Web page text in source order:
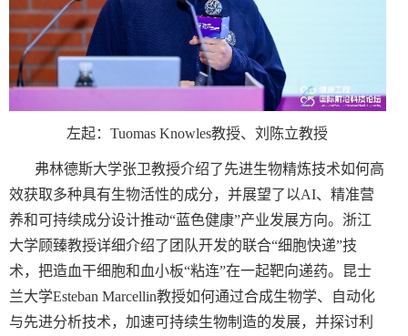
左起：Tuomas Knowles教授、刘陈立教授
弗林德斯大学张卫教授介绍了先进生物精炼技术如何高
效获取多种具有生物活性的成分，并展望了以AI、精准营
养和可持续成分设计推动“蓝色健康”产业发展方向。浙江
大学顾臻教授详细介绍了团队开发的联合“细胞快递”技
术，把造血干细胞和血小板“粘连”在一起靶向递药。昆士
兰大学Esteban Marcellin教授如何通过合成生物学、自动化
与先进分析技术，加速可持续生物制造的发展，并探讨利